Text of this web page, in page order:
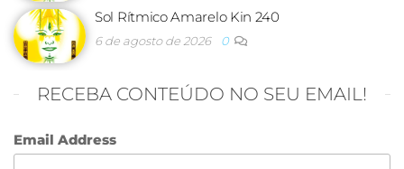
Sol Rítmico Amarelo Kin 240
6 de agosto de 2026 0
RECEBA CONTEÚDO NO SEU EMAIL!
Email Address